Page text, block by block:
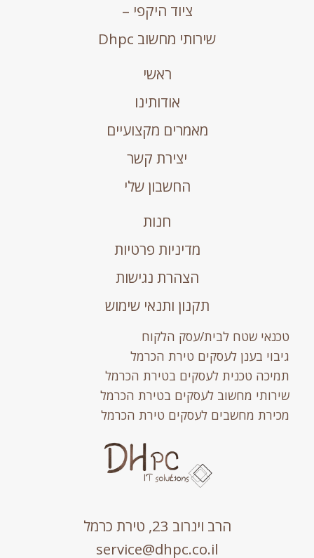
ציוד היקפי –
שירותי מחשוב Dhpc
ראשי
אודותינו
מאמרים מקצועיים
יצירת קשר
החשבון שלי
חנות
מדיניות פרטיות
הצהרת נגישות
תקנון ותנאי שימוש
טכנאי שטח לבית/עסק הלקוח
גיבוי בענן לעסקים טירת הכרמל
תמיכה טכנית לעסקים בטירת הכרמל
שירותי מחשוב לעסקים בטירת הכרמל
מכירת מחשבים לעסקים טירת הכרמל
הרב וינרוב 23, טירת כרמל
service@dhpc.co.il